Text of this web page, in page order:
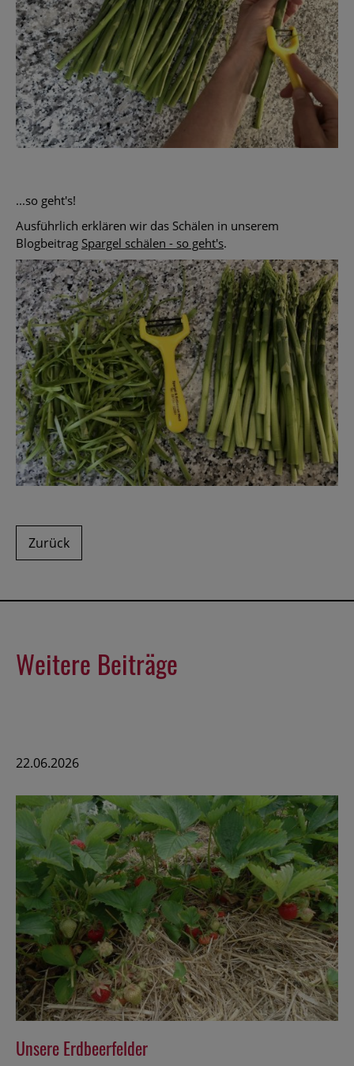
...so geht's!
Ausführlich erklären wir das Schälen in unserem
Blogbeitrag Spargel schälen - so geht's.
Zurück
Weitere Beiträge
22.06.2026
Unsere Erdbeerfelder